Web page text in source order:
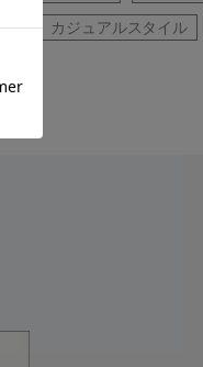
け カジュアルスタイル